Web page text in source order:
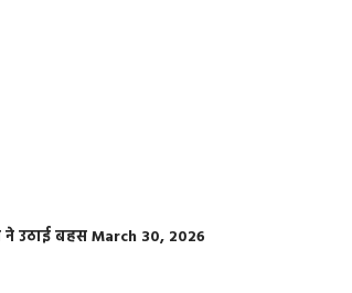
उठाई बहसMarch 30, 2026